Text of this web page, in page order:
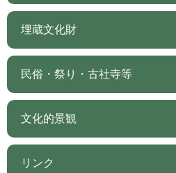
埋蔵文化財
民俗・祭り・古社寺等
文化的景観
リンク